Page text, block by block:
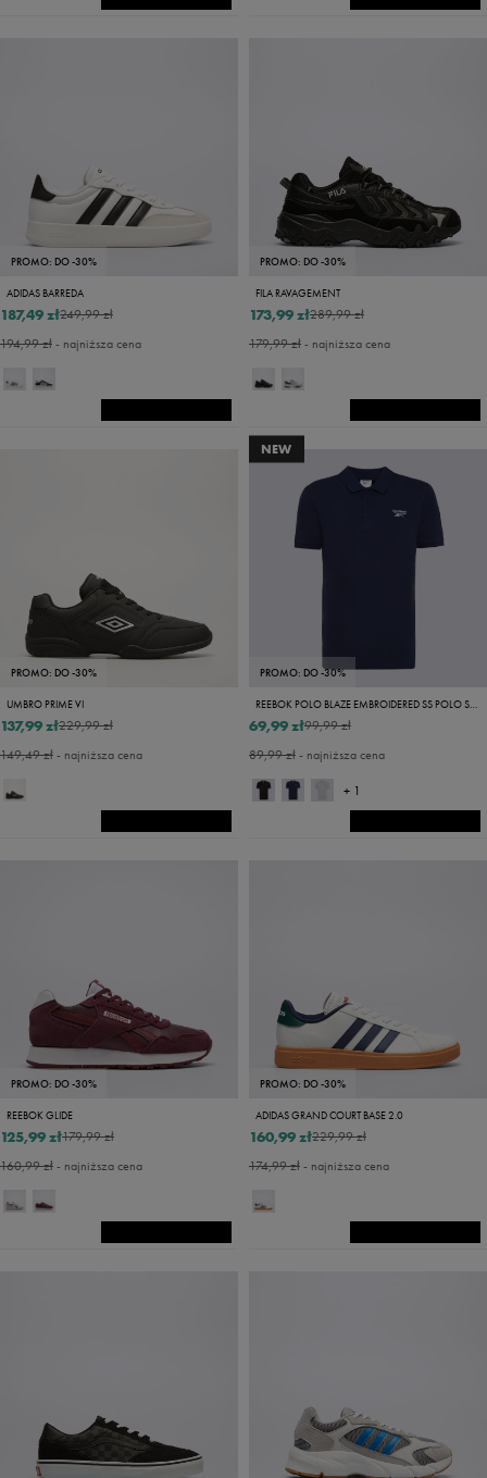
PROMO: DO -30%
ADIDAS BARREDA
249,99 zł
187,49 zł
194,99 zł- najniższa cena
PROMO: DO -30%
FILA RAVAGEMENT
289,99 zł
173,99 zł
179,99 zł- najniższa cena
PROMO: DO -30%
UMBRO PRIME VI
229,99 zł
137,99 zł
149,49 zł- najniższa cena
NEW
PROMO: DO -30%
REEBOK POLO BLAZE EMBROIDERED SS POLO SHIRT
99,99 zł
69,99 zł
89,99 zł- najniższa cena
+ 1
PROMO: DO -30%
REEBOK GLIDE
179,99 zł
125,99 zł
160,99 zł- najniższa cena
PROMO: DO -30%
ADIDAS GRAND COURT BASE 2.0
229,99 zł
160,99 zł
174,99 zł- najniższa cena